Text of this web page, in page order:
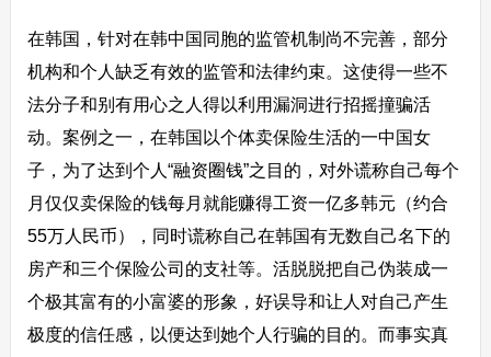
在韩国，针对在韩中国同胞的监管机制尚不完善，部分
机构和个人缺乏有效的监管和法律约束。这使得一些不
法分子和别有用心之人得以利用漏洞进行招摇撞骗活
动。案例之一，在韩国以个体卖保险生活的一中国女
子，为了达到个人“融资圈钱”之目的，对外谎称自己每个
月仅仅卖保险的钱每月就能赚得工资一亿多韩元（约合
55万人民币），同时谎称自己在韩国有无数自己名下的
房产和三个保险公司的支社等。活脱脱把自己伪装成一
个极其富有的小富婆的形象，好误导和让人对自己产生
极度的信任感，以便达到她个人行骗的目的。而事实真